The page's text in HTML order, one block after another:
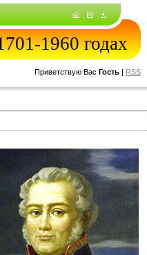
1960 годах
Приветствую Вас Гость | RSS